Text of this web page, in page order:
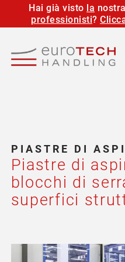
Hai già visto la
professionisti?
PIASTRE DI
Piastre di
blocchi di
superfici